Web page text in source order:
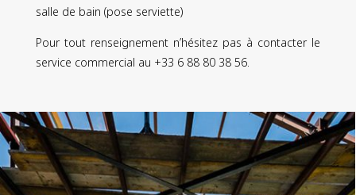
salle de bain (pose serviette)
Pour tout renseignement n’hésitez pas à contacter le
service commercial au +33 6 88 80 38 56.